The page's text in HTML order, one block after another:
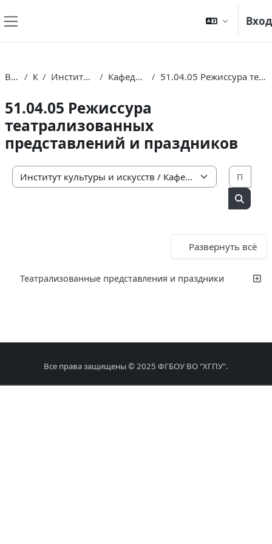
Вход
В начало Курсы Институт культуры и искусств Кафедра изящных искусств 51.04.05 Режиссура театрализованных представлений и праздников
51.04.05 Режиссура
театрализованных
представлений и праздников
Категории курсов
Поиск
Развернуть всё
Театрализованные представления и праздники
Все права защищены © 2025 ФГБОУ ВО "ХГПУ".